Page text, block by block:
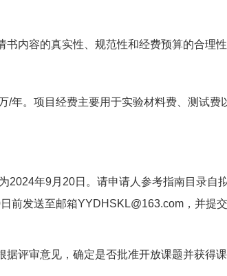
内容的真实性、规范性和经费预算的合理
/年。项目经费主要用于实验材料费、测试
2024年9月20日。请申请人参考指南目录自
前发送至邮箱YYDHSKL@163.com，并提
评审意见，确定是否批准开放课题并获得课